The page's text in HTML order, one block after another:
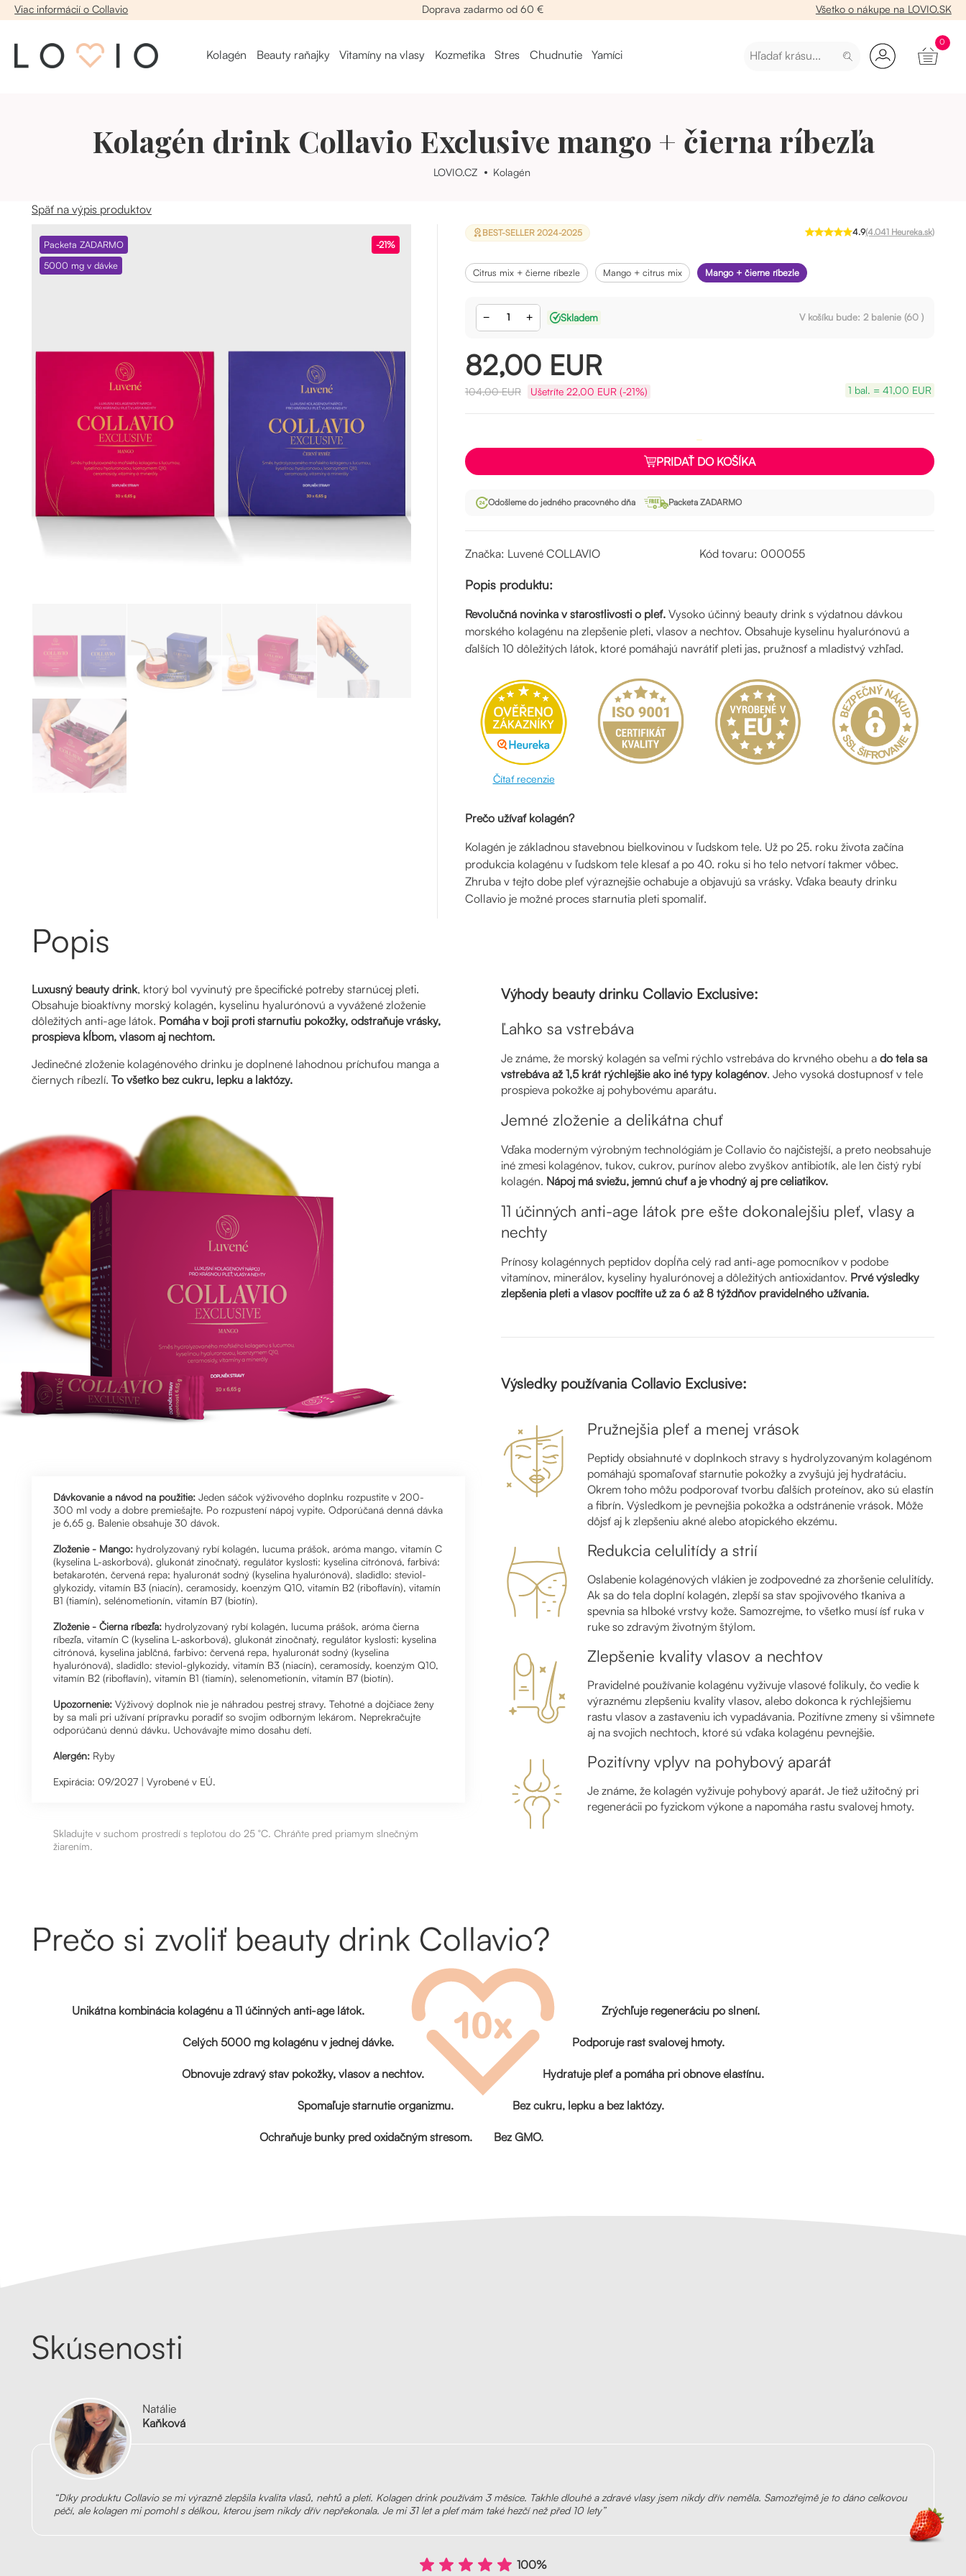
Viac informácií o Collavio Doprava zadarmo od 60 € Všetko o nákupe na LOVIO.SK
Kolagén Beauty raňajky Vitamíny na vlasy Kozmetika Stres Chudnutie Yamíci
0
Kolagén drink Collavio Exclusive mango + čierna ríbezľa
LOVIO.CZ Kolagén
Späť na výpis produktov
Packeta ZADARMO
5000 mg v dávke
-21%
BEST-SELLER 2024-2025 4.9(4.041 Heureka.sk)
citrus mix + čierne ríbezle mango + citrus mix mango + čierne ríbezle
− + Skladem V košíku bude: 2 balenie (60 )
82,00EUR
104,00EUR Ušetríte 22,00 EUR (-21%) 1 bal. = 41,00 EUR
PRIDAŤ DO KOŠÍKA
Odošleme do jedného pracovného dňa Packeta ZADARMO
Značka: Luvené COLLAVIO Kód tovaru: 000055
Popis produktu:
Revolučná novinka v starostlivosti o pleť.Vysoko účinný beauty drink s výdatnou dávkou
morského kolagénu na zlepšenie pleti, vlasov a nechtov. Obsahuje kyselinu hyalurónovú a
ďalších 10 dôležitých látok, ktoré pomáhajú navrátiť pleti jas, pružnosť a mladistvý vzhľad.
Čítať recenzie
Prečo užívať kolagén?
Kolagén je základnou stavebnou bielkovinou v ľudskom tele. Už po 25. roku života začína
produkcia kolagénu v ľudskom tele klesať a po 40. roku si ho telo netvorí takmer vôbec.
Zhruba v tejto dobe pleť výraznejšie ochabuje a objavujú sa vrásky. Vďaka beauty drinku
Collavio je možné proces starnutia pleti spomaliť.
Popis
Luxusný beauty drink, ktorý bol vyvinutý pre špecifické potreby starnúcej pleti.
Obsahuje bioaktívny morský kolagén, kyselinu hyalurónovú a vyvážené zloženie
dôležitých anti-age látok. Pomáha v boji proti starnutiu pokožky, odstraňuje vrásky,
prospieva kĺbom, vlasom aj nechtom.
Jedinečné zloženie kolagénového drinku je doplnené lahodnou príchuťou manga a
čiernych ríbezlí. To všetko bez cukru, lepku a laktózy.
Dávkovanie a návod na použitie: Jeden sáčok výživového doplnku rozpustite v 200-
300 ml vody a dobre premiešajte. Po rozpustení nápoj vypite. Odporúčaná denná dávka
je 6,65 g. Balenie obsahuje 30 dávok.
Zloženie - Mango: hydrolyzovaný rybí kolagén, lucuma prášok, aróma mango, vitamín C
(kyselina L-askorbová), glukonát zinočnatý, regulátor kyslosti: kyselina citrónová, farbivá:
betakarotén, červená repa; hyaluronát sodný (kyselina hyalurónová), sladidlo: steviol-
glykozidy, vitamín B3 (niacín), ceramosidy, koenzým Q10, vitamín B2 (riboflavín), vitamín
B1 (tiamín), selénometionín, vitamín B7 (biotín).
Zloženie - Čierna ríbezľa: hydrolyzovaný rybí kolagén, lucuma prášok, aróma čierna
ríbezľa, vitamín C (kyselina L-askorbová), glukonát zinočnatý, regulátor kyslosti: kyselina
citrónová, kyselina jablčná, farbivo: červená repa, hyaluronát sodný (kyselina
hyalurónová), sladidlo: steviol-glykozidy, vitamín B3 (niacín), ceramosídy, koenzým Q10,
vitamín B2 (riboflavín), vitamín B1 (tiamín), selenometionín, vitamín B7 (biotín).
Upozornenie: Výživový doplnok nie je náhradou pestrej stravy. Tehotné a dojčiace ženy
by sa mali pri užívaní prípravku poradiť so svojim odborným lekárom. Neprekračujte
odporúčanú dennú dávku. Uchovávajte mimo dosahu detí.
Alergén: Ryby
Expirácia: 09/2027 | Vyrobené v EÚ.
Skladujte v suchom prostredí s teplotou do 25 °C. Chráňte pred priamym slnečným
žiarením.
Výhody beauty drinku Collavio Exclusive:
Ľahko sa vstrebáva
Je známe, že morský kolagén sa veľmi rýchlo vstrebáva do krvného obehu a do tela sa
vstrebáva až 1,5 krát rýchlejšie ako iné typy kolagénov. Jeho vysoká dostupnosť v tele
prospieva pokožke aj pohybovému aparátu.
Jemné zloženie a delikátna chuť
Vďaka moderným výrobným technológiám je Collavio čo najčistejší, a preto neobsahuje
iné zmesi kolagénov, tukov, cukrov, purínov alebo zvyškov antibiotík, ale len čistý rybí
kolagén. Nápoj má sviežu, jemnú chuť a je vhodný aj pre celiatikov.
11 účinných anti-age látok pre ešte dokonalejšiu pleť, vlasy a
nechty
Prínosy kolagénnych peptidov dopĺňa celý rad anti-age pomocníkov v podobe
vitamínov, minerálov, kyseliny hyalurónovej a dôležitých antioxidantov. Prvé výsledky
zlepšenia pleti a vlasov pocítite už za 6 až 8 týždňov pravidelného užívania.
Výsledky používania Collavio Exclusive:
Pružnejšia pleť a menej vrások
Peptidy obsiahnuté v doplnkoch stravy s hydrolyzovaným kolagénom
pomáhajú spomaľovať starnutie pokožky a zvyšujú jej hydratáciu.
Okrem toho môžu podporovať tvorbu ďalších proteínov, ako sú elastín
a fibrín. Výsledkom je pevnejšia pokožka a odstránenie vrások. Môže
dôjsť aj k zlepšeniu akné alebo atopického ekzému.
Redukcia celulitídy a strií
Oslabenie kolagénových vlákien je zodpovedné za zhoršenie celulitídy.
Ak sa do tela doplní kolagén, zlepší sa stav spojivového tkaniva a
spevnia sa hlboké vrstvy kože. Samozrejme, to všetko musí ísť ruka v
ruke so zdravým životným štýlom.
Zlepšenie kvality vlasov a nechtov
Pravidelné používanie kolagénu vyživuje vlasové folikuly, čo vedie k
výraznému zlepšeniu kvality vlasov, alebo dokonca k rýchlejšiemu
rastu vlasov a zastaveniu ich vypadávania. Pozitívne zmeny si všimnete
aj na svojich nechtoch, ktoré sú vďaka kolagénu pevnejšie.
Pozitívny vplyv na pohybový aparát
Je známe, že kolagén vyživuje pohybový aparát. Je tiež užitočný pri
regenerácii po fyzickom výkone a napomáha rastu svalovej hmoty.
Prečo si zvoliť beauty drink Collavio?
Unikátna kombinácia kolagénu a 11 účinných anti-age látok.
Celých 5000 mg kolagénu v jednej dávke.
Obnovuje zdravý stav pokožky, vlasov a nechtov.
Spomaľuje starnutie organizmu.
Ochraňuje bunky pred oxidačným stresom.
Zrýchľuje regeneráciu po slnení.
Podporuje rast svalovej hmoty.
Hydratuje pleť a pomáha pri obnove elastínu.
Bez cukru, lepku a bez laktózy.
Bez GMO.
Skúsenosti
Natálie
Kaňková
“Díky produktu Collavio se mi výrazně zlepšila kvalita vlasů, nehtů a pleti. Kolagen drink používám 3 měsíce. Takhle dlouhé a zdravé vlasy jsem nikdy dřív neměla. Samozřejmě je to dáno celkovou
péčí, ale kolagen mi pomohl s délkou, kterou jsem nikdy dřív nepřekonala. Je mi 31 let a pleť mám také hezčí než před 10 lety”
100%